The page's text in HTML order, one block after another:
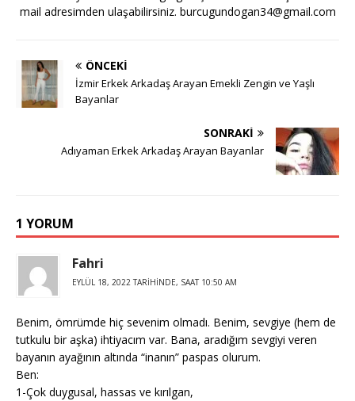
mail adresimden ulaşabilirsiniz. burcugundogan34@gmail.com
ÖNCEKI
İzmir Erkek Arkadaş Arayan Emekli Zengin ve Yaşlı
Bayanlar
SONRAKI
Adıyaman Erkek Arkadaş Arayan Bayanlar
1 YORUM
Fahri
EYLÜL 18, 2022 TARIHINDE, SAAT 10:50 AM
Benim, ömrümde hiç sevenim olmadı. Benim, sevgiye (hem de
tutkulu bir aşka) ihtiyacım var. Bana, aradığım sevgiyi veren
bayanın ayağının altında “inanın” paspas olurum.
Ben:
1-Çok duygusal, hassas ve kırılgan,